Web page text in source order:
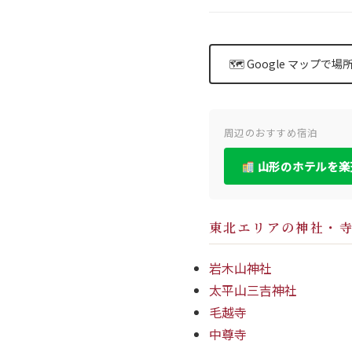
🗺 Google マップで場
周辺のおすすめ宿泊
山形のホテルを
東北エリアの神社・
岩木山神社
太平山三吉神社
毛越寺
中尊寺